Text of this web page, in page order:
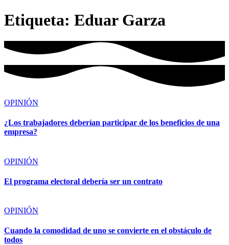
Etiqueta: Eduar Garza
OPINIÓN
¿Los trabajadores deberían participar de los beneficios de una
empresa?
OPINIÓN
El programa electoral debería ser un contrato
OPINIÓN
Cuando la comodidad de uno se convierte en el obstáculo de
todos